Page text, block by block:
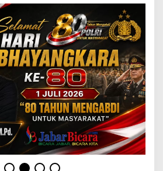
i
5
1
R
i
b
u
P
n
g
g
a
n